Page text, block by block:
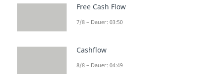
Free Cash Flow
7/8 – Dauer: 03:50
Cashflow
8/8 – Dauer: 04:49